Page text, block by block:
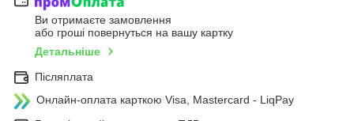
Ви отримаєте замовлення
або гроші повернуться на вашу картку
Детальніше
Післяплата
Онлайн-оплата карткою Visa, Mastercard - LiqPay